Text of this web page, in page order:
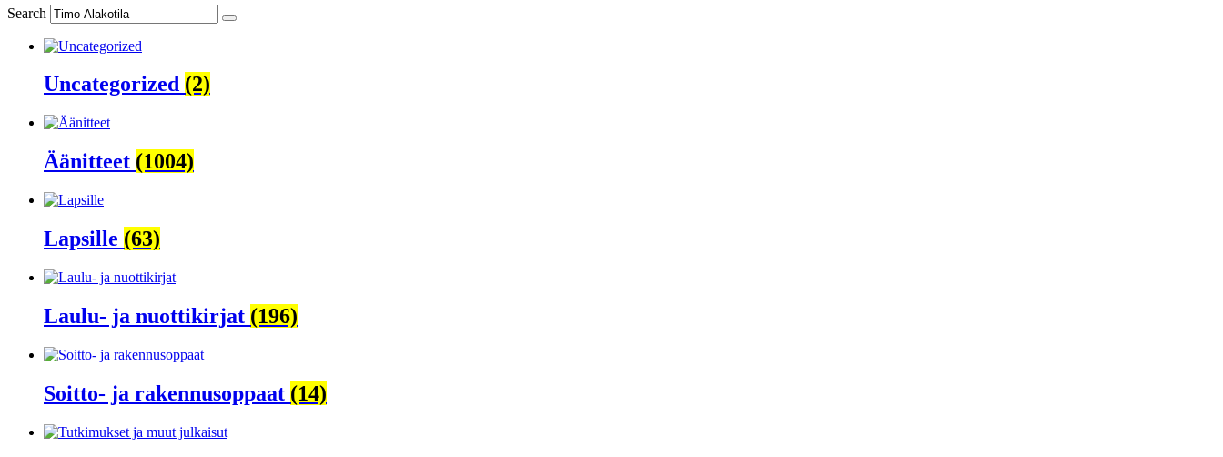
Search
Uncategorized (2)
Äänitteet (1004)
Lapsille (63)
Laulu- ja nuottikirjat (196)
Soitto- ja rakennusoppaat (14)